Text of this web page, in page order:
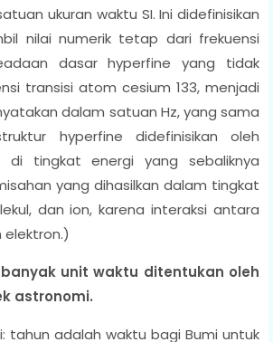
ukuran waktu SI. Ini didefinisikan
nilai numerik tetap dari frekuensi
dasar hyperfine yang tidak
transisi atom cesium 133, menjadi
dalam satuan Hz, yang sama
hyperfine didefinisikan oleh
di tingkat energi yang sebaliknya
yang dihasilkan dalam tingkat
dan ion, karena interaksi antara
elektron.)
unit waktu ditentukan oleh
astronomi.
tahun adalah waktu bagi Bumi untuk